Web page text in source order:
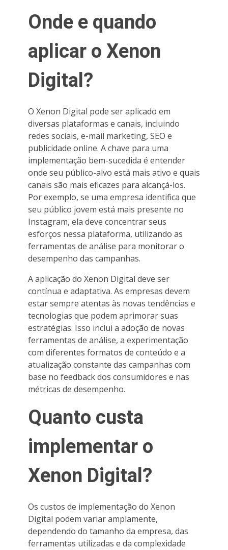
Onde e quando
aplicar o Xenon
Digital?
O Xenon Digital pode ser aplicado em
diversas plataformas e canais, incluindo
redes sociais, e-mail marketing, SEO e
publicidade online. A chave para uma
implementação bem-sucedida é entender
onde seu público-alvo está mais ativo e quais
canais são mais eficazes para alcançá-los.
Por exemplo, se uma empresa identifica que
seu público jovem está mais presente no
Instagram, ela deve concentrar seus
esforços nessa plataforma, utilizando as
ferramentas de análise para monitorar o
desempenho das campanhas.
A aplicação do Xenon Digital deve ser
contínua e adaptativa. As empresas devem
estar sempre atentas às novas tendências e
tecnologias que podem aprimorar suas
estratégias. Isso inclui a adoção de novas
ferramentas de análise, a experimentação
com diferentes formatos de conteúdo e a
atualização constante das campanhas com
base no feedback dos consumidores e nas
métricas de desempenho.
Quanto custa
implementar o
Xenon Digital?
Os custos de implementação do Xenon
Digital podem variar amplamente,
dependendo do tamanho da empresa, das
ferramentas utilizadas e da complexidade